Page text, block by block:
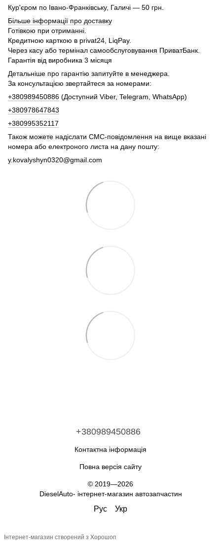
Кур'єром по Івано-Франківську, Галичі — 50 грн.
Більше інформації про доставку
Готівкою при отриманні.
Кредитною карткою в privat24, LiqPay.
Через касу або термінал самообслуговування ПриватБанк.
Гарантія від виробника 3 місяця
Детальніше про гарантію запитуйте в менеджера.
За консультацією звертайтеся за номерами:
+380989450886 (Доступний Viber, Telegram, WhatsApp)
+380978647843
+380995352117
Також можете надіслати СМС-повідомлення на вище вказані
номера або електроного листа на дану пошту:
y.kovalyshyn0320@gmail.com
+380989450886
Контактна інформація
Повна версія сайту
© 2019—2026
DieselAuto- інтернет-магазин автозапчастин
Рус Укр
Інтернет-магазин створений з Хорошоп